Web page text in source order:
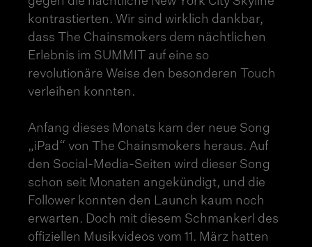
kontrastierten. Wir sind wirklich dankbar,
dass The Chainsmokers dem nächtlichen
Erlebnis im SUMMIT auf eine so
revolutionäre Weise den besonderen Touch
verleihen konnten.
Anfang dieses Monats kam der neue Song
„iPad“ von The Chainsmokers heraus. Auf
den Social-Media-Seiten wird dieser Song
schon seit Monaten angekündigt, und die
Follower konnten den Launch kaum noch
erwarten. Doch mit diesem Schmankerl des
offiziellen Musikvideos vom 11. März hatten